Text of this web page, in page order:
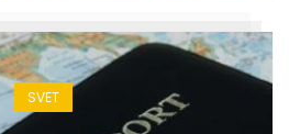
SVET